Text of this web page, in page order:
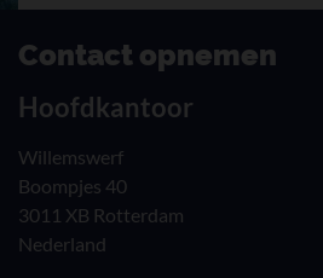
Contact opnemen
Hoofdkantoor
Willemswerf
Boompjes 40
3011 XB Rotterdam
Nederland